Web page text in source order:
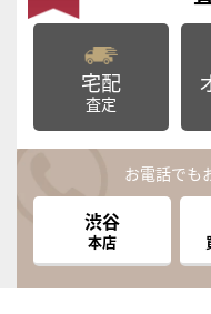
宅配
査定
お電話でも
渋谷
本店